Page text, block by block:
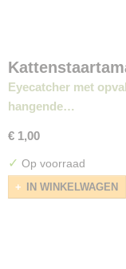
Eyecatcher met
hangende…
€ 1,00
✓ Op voorraad
IN WINKELWAGEN